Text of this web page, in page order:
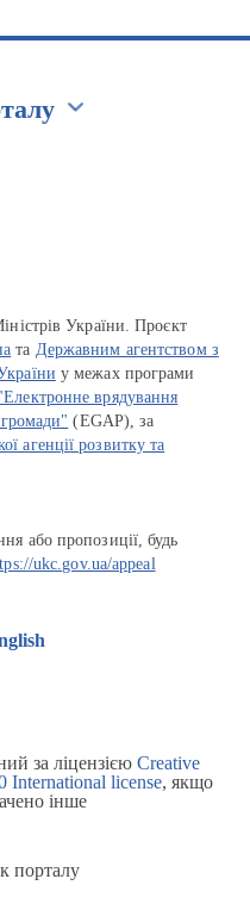
України. Проєкт
та Державним агентством з
у межах програми
врядування
громади" (EGAP), за
агенції розвитку та
або пропозиції, будь
ukc.gov.ua/appeal
за ліцензією Creative
International license, якщо
інше
порталу